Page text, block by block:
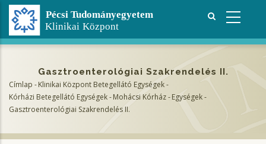
Ugrás
tartalomra
Gasztroenterológiai Szakrendelés II.
Morzsa
Címlap -Klinikai Központ Betegellátó Egységek-
Kórházi Betegellátó Egységek-Mohácsi Kórház-Egységek-
Gasztroenterológiai Szakrendelés II.